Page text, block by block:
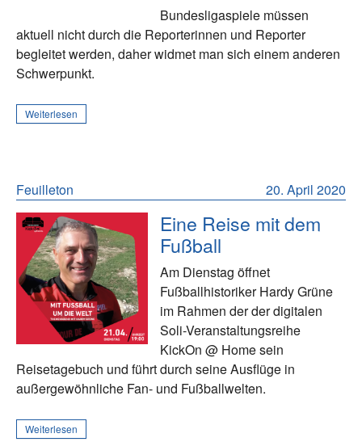
Bundesligaspiele müssen
aktuell nicht durch die Reporterinnen und Reporter
begleitet werden, daher widmet man sich einem anderen
Schwerpunkt.
Weiterlesen
20. April 2020
Feuilleton
Eine Reise mit dem
Fußball
Am Dienstag öffnet
Fußballhistoriker Hardy Grüne
im Rahmen der der digitalen
Soli-Veranstaltungsreihe
KickOn @ Home sein
Reisetagebuch und führt durch seine Ausflüge in
außergewöhnliche Fan- und Fußballwelten.
Weiterlesen